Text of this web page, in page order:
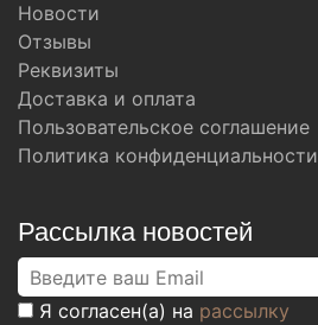
Новости
Отзывы
Реквизиты
Доставка и оплата
Пользовательское соглашение
Политика конфиденциальности
Рассылка новостей
Я согласен(а) на рассылку